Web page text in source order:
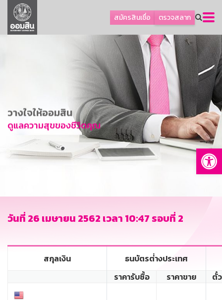
สมัครสินเชื่อ ตรวจสลาก
ลูกค้าธุรกิจ
ลูกค้าผู้ประกอบรายย่อย
การพัฒนาที่ยั่งยืน
ข่าวสาร
บริการทางการเงิน
อื่นๆ
GSB Society
วางใจให้ออมสิน
ดูแลความสุขของชีวิตคุณ
วันที่ 26 เมษายน 2562 เวลา 10:47 รอบที่ 2
สกุลเงิน
ธนบัตรต่่างประเทศ
ราคารับซื้อ
ราคาขาย ตั๋